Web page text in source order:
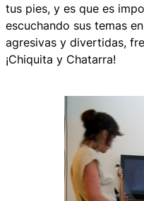
tus pies, y es que es
escuchando sus temas
agresivas y divertidas,
¡Chiquita y Chatarra!